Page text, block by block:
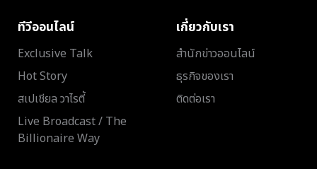
ทีวีออนไลน์
Exclusive Talk
Hot Story
สเปเชียล วาไรตี้
Live Broadcast / The
Billionaire Way
เกี่ยวกับเรา
สำนักข่าวออนไลน์
ธุรกิจของเรา
ติดต่อเรา